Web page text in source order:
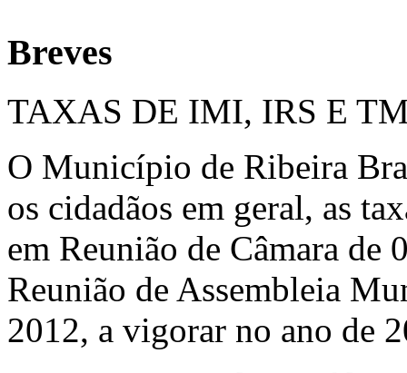
Breves
TAXAS DE IMI, IRS E
O Município de Ribeira
os cidadãos em geral, as
em Reunião de Câmara de
Reunião de Assembleia
2012, a vigorar no ano de